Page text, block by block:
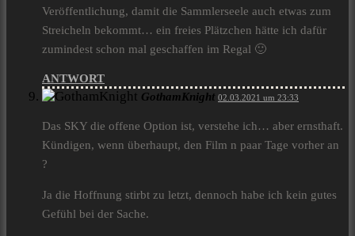
Veröffentlichung, damit die Sammlerseele auch etwas zum
Streicheln bekommt… ein freies Plätzchen hätte ich dafür
zumindest schon mal geschaffen im Regal 🙂
ANTWORT
GothamKnight 02.03.2021 um 23:33
Das SKY die offene Option ist, verstehe ich… aber ernsthaft.
Kündigen, wenn überhaupt, den Film n paar Tage vorher an
?
Ja die Hoffnung stirbt zu letzt, dennoch habe ich kein gutes
Gefühl bei der Sache.